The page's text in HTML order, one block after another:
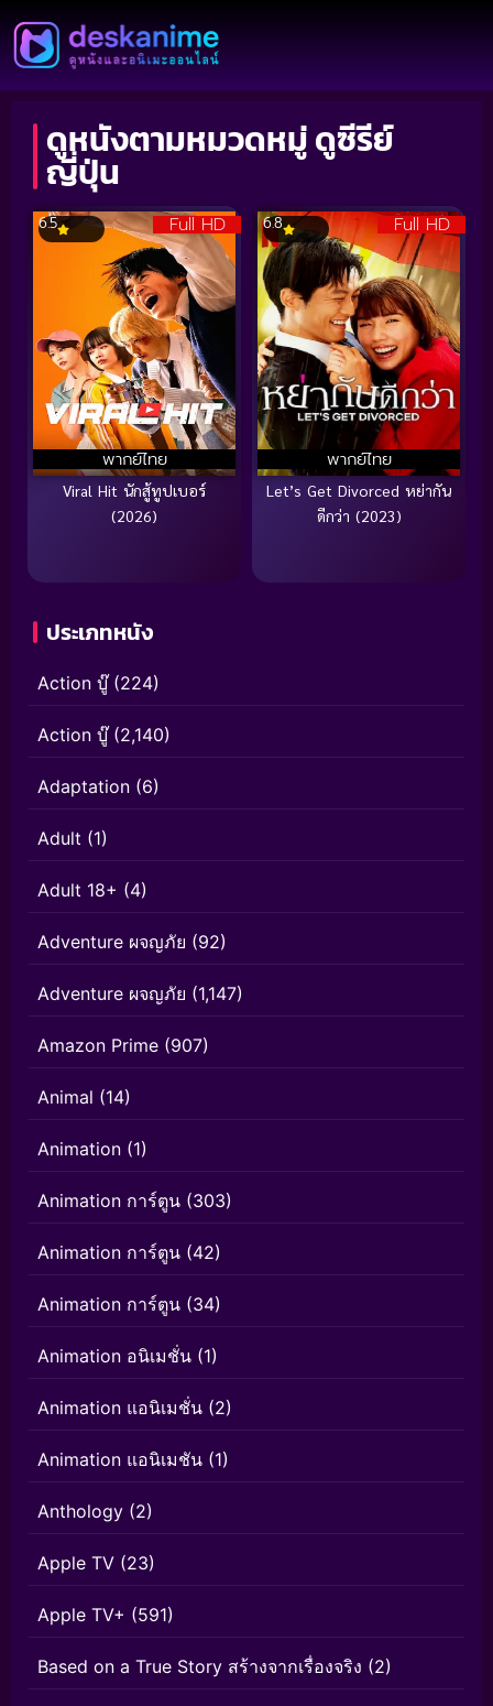
ดูหนังตามหมวดหมู่ ดูซีรีย์
ญี่ปุ่น
Full HD
พากย์ไทย
6.5
Viral Hit นักสู้ทูปเบอร์
(2026)
Full HD
พากย์ไทย
6.8
Let’s Get Divorced หย่ากัน
ดีกว่า (2023)
ประเภทหนัง
Action บู๊(224)
Action บู๊(2,140)
Adaptation (6)
Adult (1)
Adult 18+ (4)
Adventure ผจญภัย (92)
Adventure ผจญภัย (1,147)
Amazon Prime (907)
Animal (14)
Animation (1)
Animation การ์ตูน (303)
Animation การ์ตูน (42)
Animation การ์ตูน (34)
Animation อนิเมชั่น (1)
Animation แอนิเมชั่น (2)
Animation แอนิเมชัน (1)
Anthology (2)
Apple TV (23)
Apple TV+ (591)
Based on a True Story สร้างจากเรื่องจริง (2)